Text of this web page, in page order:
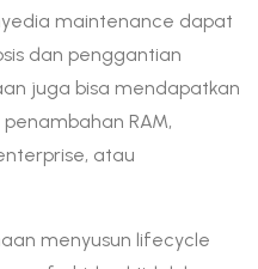
maintenance dapat
dan penggantian
juga bisa mendapatkan
RAM,
atau
menyusun lifecycle